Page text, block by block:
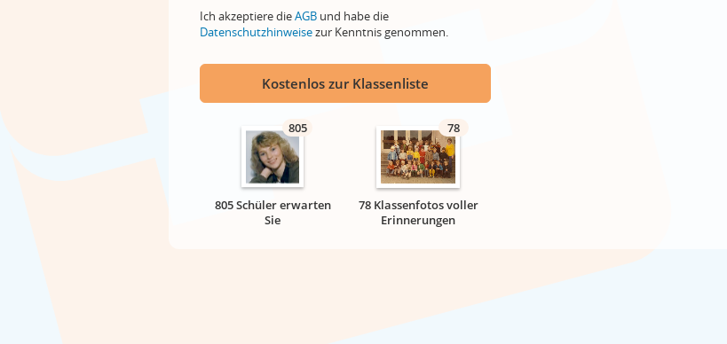
Ich akzeptiere dieAGB und habe die
Datenschutzhinweisezur Kenntnis genommen.
Kostenlos zur Klassenliste
805
805 Schüler erwarten
Sie
78
78 Klassenfotos voller
Erinnerungen